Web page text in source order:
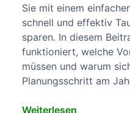
Sie mit einem
schnell und effektiv
sparen. In diesem
funktioniert, welche
müssen und warum
Planungsschritt am
Weiterlesen